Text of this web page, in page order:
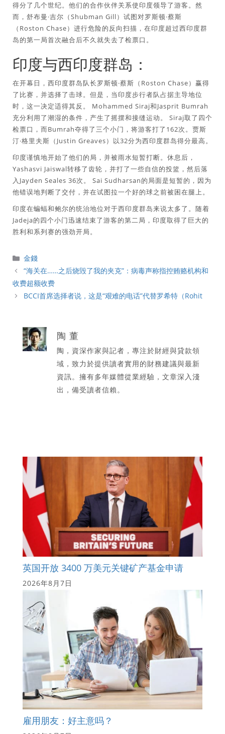
得分了几个世纪。他们的合作伙伴关系使印度领导了游客。然
而，舒布曼·吉尔（Shubman Gill）试图对罗斯顿·蔡斯
（Roston Chase）进行危险的反向扫描，在印度超过西印度群
岛的第一局首次融合后不久就失去了检票口。
印度与西印度群岛：
在开幕日，西印度群岛队长罗斯顿·蔡斯（Roston Chase）赢得
了比赛，并选择了击球。但是，当印度步行者队占据主导地位
时，这一决定适得其反。 Mohammed Siraj和Jasprit Bumrah
充分利用了潮湿的条件，产生了摇摆和接缝运动。 Siraj取了四个
检票口，而Bumrah夺得了三个小门，将游客打了162次。贾斯
汀·格里夫斯（Justin Greaves）以32分为西印度群岛得分最高。
印度谨慎地开始了他们的局，并被雨水短暂打断。休息后，
Yashasvi Jaiswal转移了齿轮，并打了一些自信的投篮，然后落
入Jayden Seales 36次。 Sai Sudharsan的局面是短暂的，因为
他错误地判断了交付，并在试图拉一个好的球之前被困在腿上。
印度在蝙蝠和鲍尔的统治地位对于西印度群岛来说太多了。随着
Jadeja的四个小门迅速结束了游客的第二局，印度取得了巨大的
胜利和系列赛的强劲开局。
分
類
金錢
“海关在……之后烧毁了我的夹克”：病毒声称指控贿赂机构和
收费超额收费
BCCI首席选择者说，这是“艰难的电话”代替罗希特（Rohit
陶 董
陶，資深作家與記者，專注於財經與貸款領
域，致力於提供讀者實用的財務建議與最新
資訊。擁有多年媒體從業經驗，文章深入淺
出，備受讀者信賴。
英国开放 3400 万美元关键矿产基金申请
2026年8月7日
雇用朋友：好主意吗？